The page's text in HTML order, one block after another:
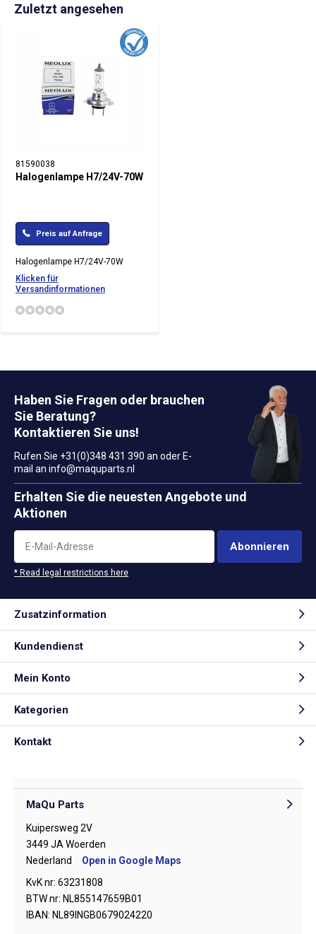
Zuletzt angesehen
81590038
Halogenlampe H7/24V-70W
Preis auf Anfrage
Halogenlampe H7/24V-70W
Klicken für
Versandinformationen
Haben Sie Fragen oder brauchen
Sie Beratung?
Kontaktieren Sie uns!
Rufen Sie +31(0)348 431 390 an oder E-
mail an info@maquparts.nl
Erhalten Sie die neuesten Angebote und
Aktionen
Abonnieren
* Read legal restrictions here
Zusatzinformation
Kundendienst
Mein Konto
Kategorien
Kontakt
MaQu Parts
Kuipersweg 2V
3449 JA Woerden
Nederland
Open in Google Maps
KvK nr: 63231808
BTW nr: NL855147659B01
IBAN: NL89INGB0679024220